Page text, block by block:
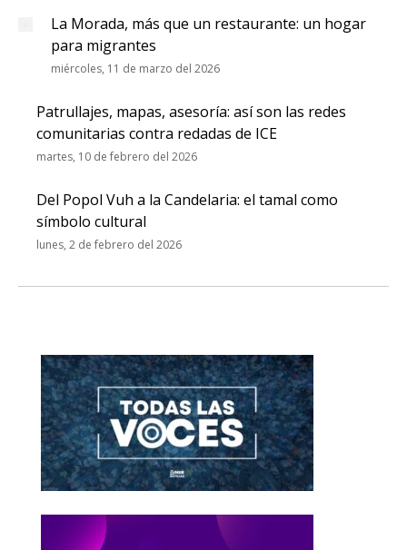
La Morada, más que un restaurante: un hogar
para migrantes
miércoles, 11 de marzo del 2026
Patrullajes, mapas, asesoría: así son las redes
comunitarias contra redadas de ICE
martes, 10 de febrero del 2026
Del Popol Vuh a la Candelaria: el tamal como
símbolo cultural
lunes, 2 de febrero del 2026